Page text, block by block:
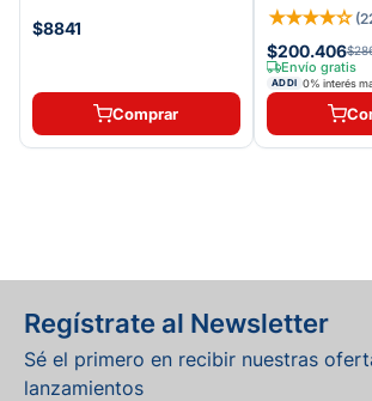
$8841
Comprar
★★★★☆ (
$200.406
Envío gratis
ADDI 0% interés
Regístrate al Newsletter
Sé el primero en recibir nuestras
lanzamientos